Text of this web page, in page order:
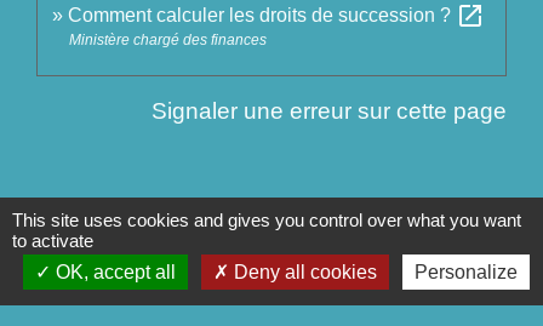
Comment calculer les droits de succession ? open_in_new
Ministère chargé des finances
Signaler une erreur sur cette page
Contact
Commune de Séglien
This site uses cookies and gives you control over what you want
to activate
OK, accept all
Deny all cookies Personalize